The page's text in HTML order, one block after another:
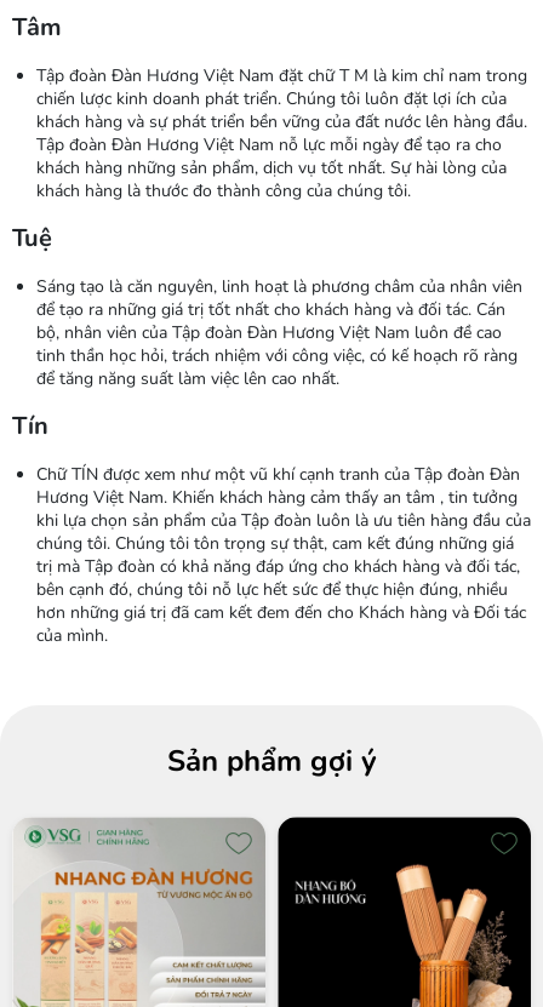
Tâm
Tập đoàn Đàn Hương Việt Nam đặt chữ T M là kim chỉ nam trong
chiến lược kinh doanh phát triển. Chúng tôi luôn đặt lợi ích của
khách hàng và sự phát triển bền vững của đất nước lên hàng đầu.
Tập đoàn Đàn Hương Việt Nam nỗ lực mỗi ngày để tạo ra cho
khách hàng những sản phẩm, dịch vụ tốt nhất. Sự hài lòng của
khách hàng là thước đo thành công của chúng tôi.
Tuệ
Sáng tạo là căn nguyên, linh hoạt là phương châm của nhân viên
để tạo ra những giá trị tốt nhất cho khách hàng và đối tác. Cán
bộ, nhân viên của Tập đoàn Đàn Hương Việt Nam luôn đề cao
tinh thần học hỏi, trách nhiệm với công việc, có kế hoạch rõ ràng
để tăng năng suất làm việc lên cao nhất.
Tín
Chữ TÍN được xem như một vũ khí cạnh tranh của Tập đoàn Đàn
Hương Việt Nam. Khiến khách hàng cảm thấy an tâm , tin tưởng
khi lựa chọn sản phẩm của Tập đoàn luôn là ưu tiên hàng đầu của
chúng tôi. Chúng tôi tôn trọng sự thật, cam kết đúng những giá
trị mà Tập đoàn có khả năng đáp ứng cho khách hàng và đối tác,
bên cạnh đó, chúng tôi nỗ lực hết sức để thực hiện đúng, nhiều
hơn những giá trị đã cam kết đem đến cho Khách hàng và Đối tác
của mình.
Sản phẩm gợi ý